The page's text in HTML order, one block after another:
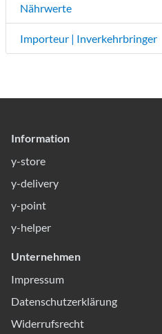
Nährwerte
Importeur | Inverkehrbringer
Information
y-store
y-delivery
y-point
y-helper
Unternehmen
Impressum
Datenschutzerklärung
Widerrufsrecht